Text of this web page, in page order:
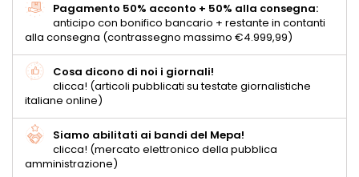
Pagamento 50% acconto + 50% alla consegna:
anticipo con bonifico bancario + restante in contanti
alla consegna (contrassegno massimo €4.999,99)
Cosa dicono di noi i giornali!
clicca! (articoli pubblicati su testate giornalistiche
italiane online)
Siamo abilitati ai bandi del Mepa!
clicca! (mercato elettronico della pubblica
amministrazione)